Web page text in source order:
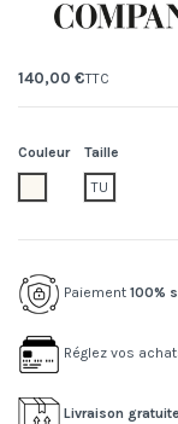
140,00 €TTC
Couleur
103.gauze white
Taille
TU
Paiement 100%
Réglez vos
Livraison gratuite